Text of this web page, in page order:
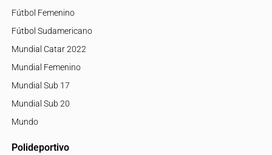
Fútbol Femenino
Fútbol Sudamericano
Mundial Catar 2022
Mundial Femenino
Mundial Sub 17
Mundial Sub 20
Mundo
Polideportivo